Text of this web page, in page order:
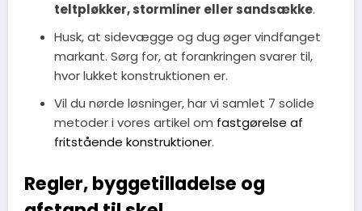
teltpløkker, stormliner eller sandsække.
Husk, at sidevægge og dug øger vindfanget
markant. Sørg for, at forankringen svarer til,
hvor lukket konstruktionen er.
Vil du nørde løsninger, har vi samlet 7 solide
metoder i vores artikel om fastgørelse af
fritstående konstruktioner.
Regler, byggetilladelse og